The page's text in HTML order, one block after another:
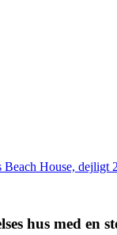
House, dejligt
hus med en